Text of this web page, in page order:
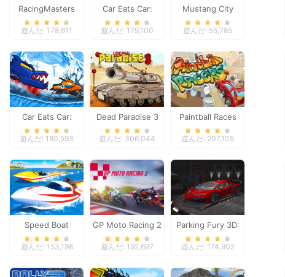
RacingMasters
遊んだ: 178,611
Car Eats Car:
Dungeon
Adventure
遊んだ: 179,100
Mustang City
Driver
遊んだ: 55,785
Car Eats Car:
Winter Adventure
遊んだ: 180,593
Dead Paradise 3
遊んだ: 306,044
Paintball Races
遊んだ: 207,105
Speed Boat
Extreme Racing
遊んだ: 153,198
GP Moto Racing 2
遊んだ: 192,697
Parking Fury 3D:
Night Thief
遊んだ: 174,902